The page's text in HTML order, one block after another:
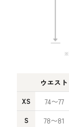
※
ウエスト
XS
74〜77
S 78〜81